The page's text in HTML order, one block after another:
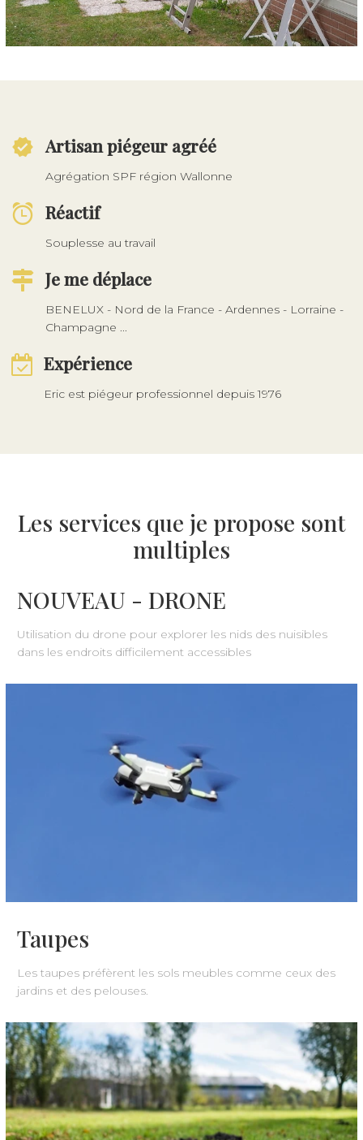
Artisan piégeur agréé
Agrégation SPF région Wallonne
Réactif
Souplesse au travail
Je me déplace
BENELUX - Nord de la France - Ardennes - Lorraine -
Champagne ...
Expérience
Eric est piégeur professionnel depuis 1976
Les services que je propose sont
multiples
NOUVEAU - DRONE
Utilisation du drone pour explorer les nids des nuisibles
dans les endroits difficilement accessibles
Taupes
Les taupes préfèrent les sols meubles comme ceux des
jardins et des pelouses.